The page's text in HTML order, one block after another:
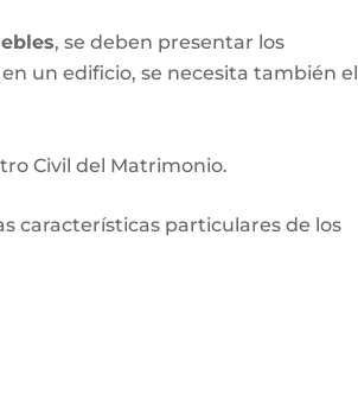
, se deben presentar los
un edificio, se necesita también el
Civil del Matrimonio.
características particulares de los